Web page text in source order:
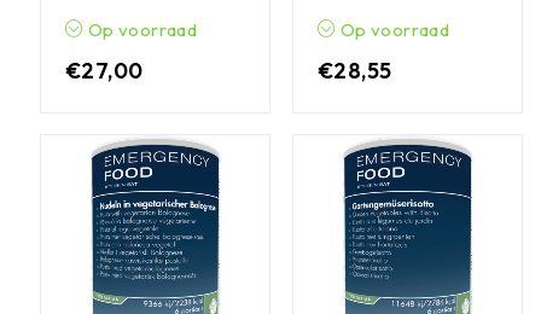
Op voorraad
€27,00
Op voorraad
€28,55